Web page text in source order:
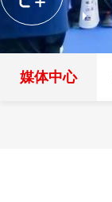
媒体中心